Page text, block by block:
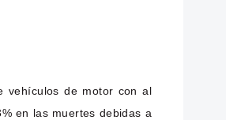
vehículos de motor con al
en las muertes debidas a